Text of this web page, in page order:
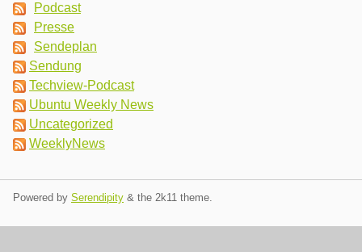
Podcast
Presse
Sendeplan
Sendung
Techview-Podcast
Ubuntu Weekly News
Uncategorized
WeeklyNews
Powered by Serendipity & the 2k11 theme.